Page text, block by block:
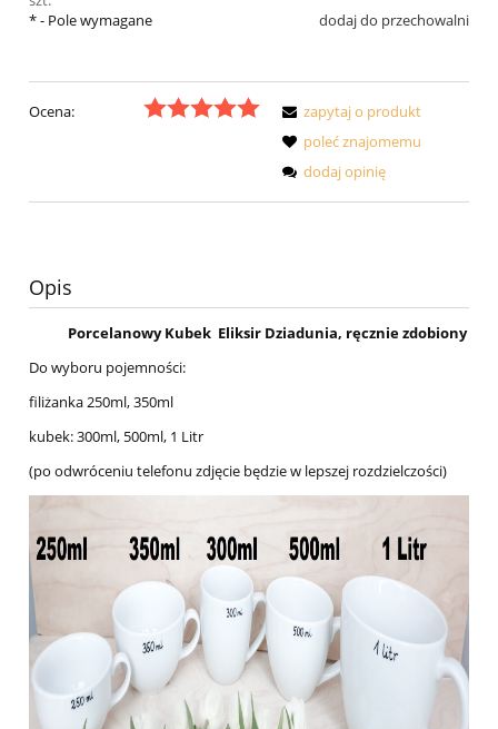
dodaj do przechowalni
*- Pole wymagane
Ocena:
zapytaj o produkt
poleć znajomemu
dodaj opinię
Opis
Porcelanowy Kubek Eliksir Dziadunia, ręcznie zdobiony
Do wyboru pojemności:
filiżanka 250ml, 350ml
kubek: 300ml, 500ml, 1 Litr
(po odwróceniu telefonu zdjęcie będzie w lepszej rozdzielczości)